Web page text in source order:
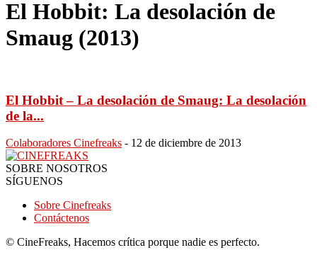
El Hobbit: La desolación de
Smaug (2013)
El Hobbit – La desolación de Smaug: La desolación
de la...
Colaboradores Cinefreaks - 12 de diciembre de 2013
SOBRE NOSOTROS
SÍGUENOS
Sobre Cinefreaks
Contáctenos
© CineFreaks, Hacemos crítica porque nadie es perfecto.